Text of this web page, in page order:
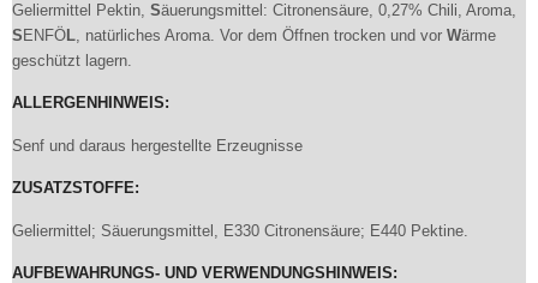
Geliermittel Pektin, Säuerungsmittel: Citronensäure, 0,27% Chili, Aroma,
S ENFÖL, natürliches Aroma. Vor dem Öffnen trocken und vor Wärme
geschützt lagern.
ALLERGENHINWEIS:
Senf und daraus hergestellte Erzeugnisse
ZUSATZSTOFFE:
Geliermittel; Säuerungsmittel, E330 Citronensäure; E440 Pektine.
AUFBEWAHRUNGS- UND VERWENDUNGSHINWEIS: